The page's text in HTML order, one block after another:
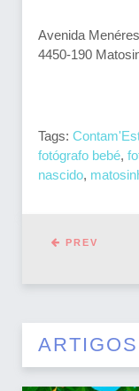
Avenida
4450-190
Tags:
fotógrafo bebé,
nascido,
PREV